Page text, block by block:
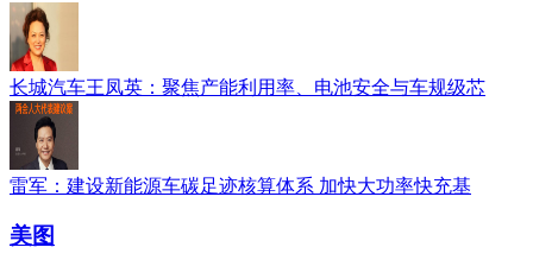
长城汽车王凤英：聚焦产能利用率、电池安全与车规级芯
雷军：建设新能源车碳足迹核算体系 加快大功率快充基
美图